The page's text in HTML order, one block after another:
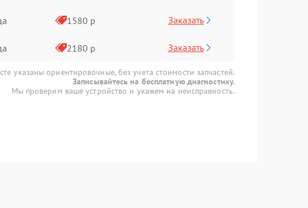
1580 р Заказать
2180 р Заказать
указаны ориентировочные, без учета стоимости запчастей.
Записывайтесь на бесплатную диагностику.
Мы проверим ваше устройство и укажем на неисправность.